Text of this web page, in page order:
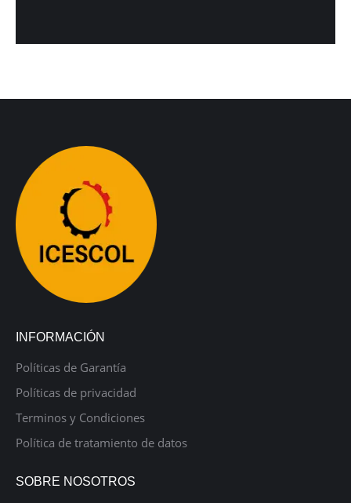
INFORMACIÓN
Políticas de Garantía
Políticas de privacidad
Terminos y Condiciones
Política de tratamiento de datos
SOBRE NOSOTROS